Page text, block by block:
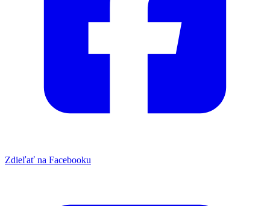
Zdieľať na Facebooku